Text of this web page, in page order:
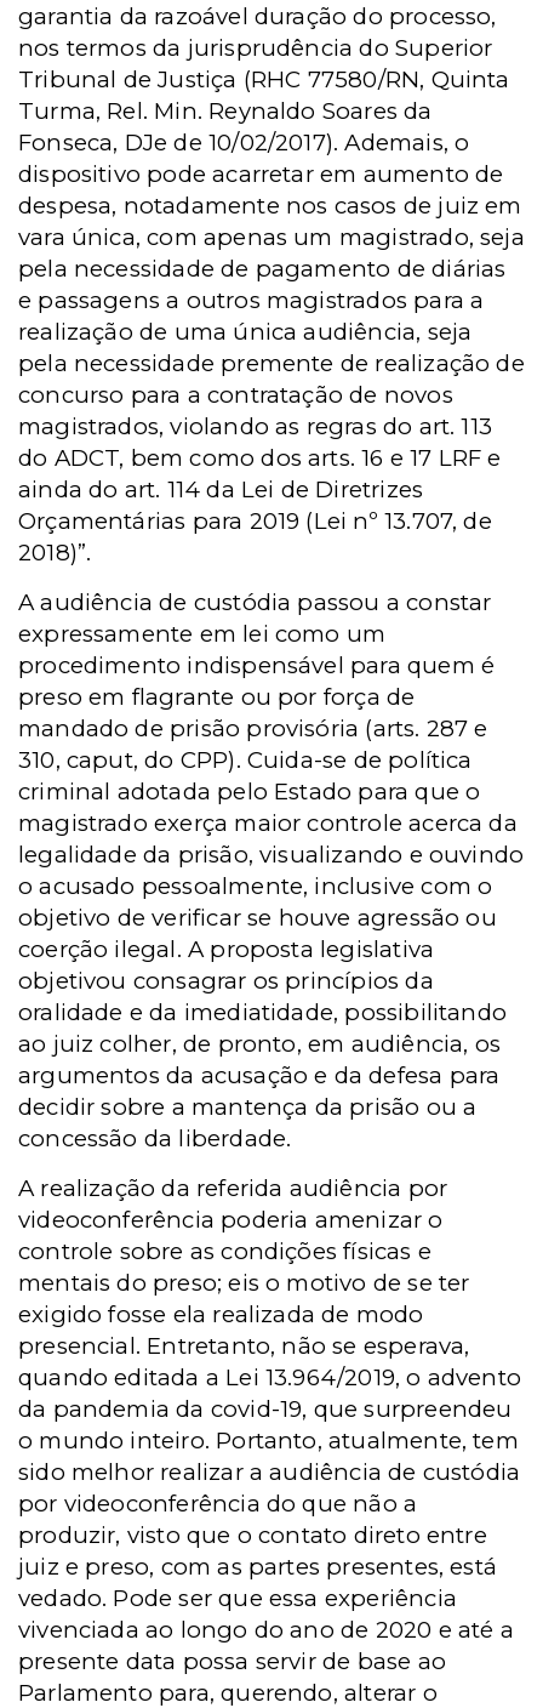
garantia da razoável duração do processo,
nos termos da jurisprudência do Superior
Tribunal de Justiça (RHC 77580/RN, Quinta
Turma, Rel. Min. Reynaldo Soares da
Fonseca, DJe de 10/02/2017). Ademais, o
dispositivo pode acarretar em aumento de
despesa, notadamente nos casos de juiz em
vara única, com apenas um magistrado, seja
pela necessidade de pagamento de diárias
e passagens a outros magistrados para a
realização de uma única audiência, seja
pela necessidade premente de realização de
concurso para a contratação de novos
magistrados, violando as regras do art. 113
do ADCT, bem como dos arts. 16 e 17 LRF e
ainda do art. 114 da Lei de Diretrizes
Orçamentárias para 2019 (Lei nº 13.707, de
2018)”.
A audiência de custódia passou a constar
expressamente em lei como um
procedimento indispensável para quem é
preso em flagrante ou por força de
mandado de prisão provisória (arts. 287 e
310, caput, do CPP). Cuida-se de política
criminal adotada pelo Estado para que o
magistrado exerça maior controle acerca da
legalidade da prisão, visualizando e ouvindo
o acusado pessoalmente, inclusive com o
objetivo de verificar se houve agressão ou
coerção ilegal. A proposta legislativa
objetivou consagrar os princípios da
oralidade e da imediatidade, possibilitando
ao juiz colher, de pronto, em audiência, os
argumentos da acusação e da defesa para
decidir sobre a mantença da prisão ou a
concessão da liberdade.
A realização da referida audiência por
videoconferência poderia amenizar o
controle sobre as condições físicas e
mentais do preso; eis o motivo de se ter
exigido fosse ela realizada de modo
presencial. Entretanto, não se esperava,
quando editada a Lei 13.964/2019, o advento
da pandemia da covid-19, que surpreendeu
o mundo inteiro. Portanto, atualmente, tem
sido melhor realizar a audiência de custódia
por videoconferência do que não a
produzir, visto que o contato direto entre
juiz e preso, com as partes presentes, está
vedado. Pode ser que essa experiência
vivenciada ao longo do ano de 2020 e até a
presente data possa servir de base ao
Parlamento para, querendo, alterar o